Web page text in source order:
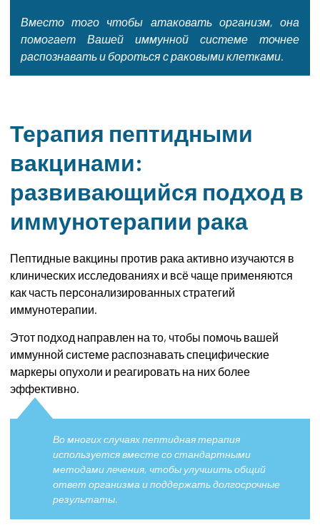
Вместо того чтобы атаковать организм, она
помогает Вашей иммунной системе точнее
распознавать и бороться с раковыми клетками.
Терапия пептидными
вакцинами:
развивающийся подход в
иммунотерапии рака
Пептидные вакцины против рака активно изучаются в
клинических исследованиях и всё чаще применяются
как часть персонализированных стратегий
иммунотерапии.
Этот подход направлен на то, чтобы помочь вашей
иммунной системе распознавать специфические
маркеры опухоли и реагировать на них более
эффективно.
Во многих случаях пептидная терапия
используется вместе со стандартными
методами лечения, чтобы улучшить общий
ответ организма и поддержать долгосрочные
результаты.